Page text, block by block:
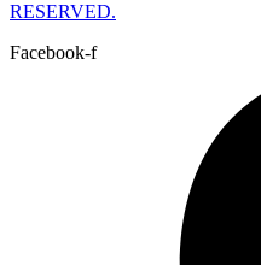
RESERVED.
Facebook-f